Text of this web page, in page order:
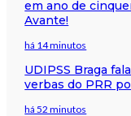
em ano de
Avante!
há 14 minutos
UDIPSS Braga
verbas do PRR
há 52 minutos